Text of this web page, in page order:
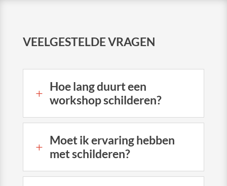
VEELGESTELDE VRAGEN
L
Hoe lang duurt een
workshop schilderen?
L
Moet ik ervaring hebben
met schilderen?